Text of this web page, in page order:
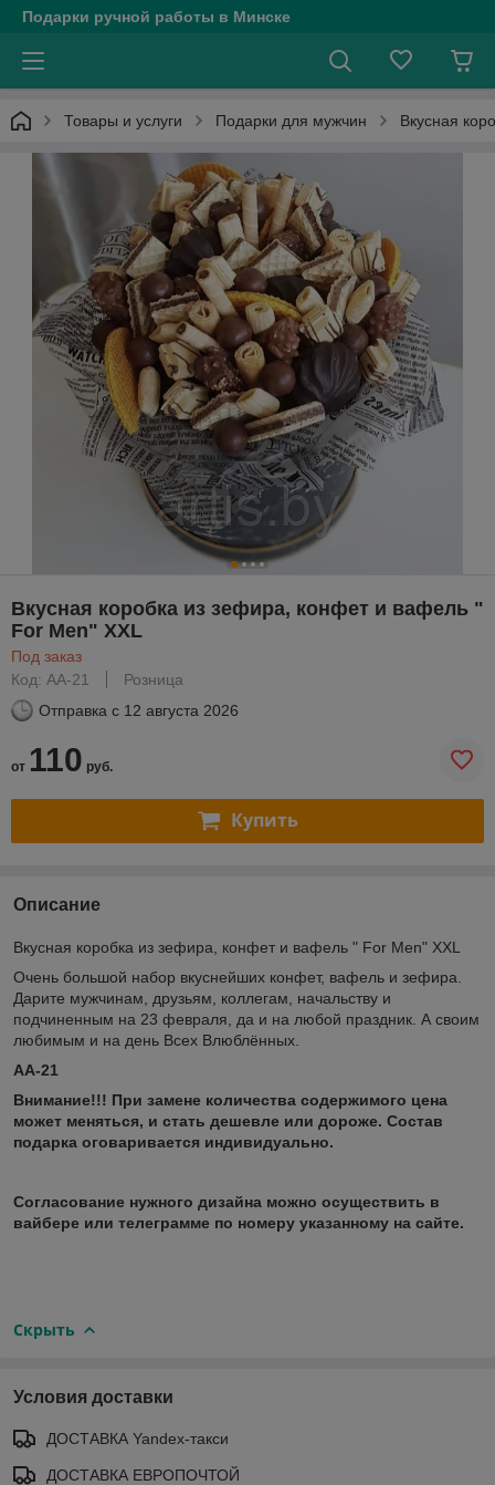
Подарки ручной работы в Минске
Товары и услуги Подарки для мужчин Вкусная
Вкусная коробка из зефира, конфет и вафель "
For Men" XXL
Под заказ
Код: АА-21
Розница
Отправка с 12 августа 2026
от 110 руб.
Купить
Описание
Вкусная коробка из зефира, конфет и вафель " For Men" XXL
Очень большой набор вкуснейших конфет, вафель и зефира.
Дарите мужчинам, друзьям, коллегам, начальству и
подчиненным на 23 февраля, да и на любой праздник. А своим
любимым и на день Всех Влюблённых.
АА-21
Внимание!!! При замене количества содержимого цена
может меняться, и стать дешевле или дороже. Состав
подарка оговаривается индивидуально.
Согласование нужного дизайна можно осуществить в
вайбере или телеграмме по номеру указанному на сайте.
Скрыть
Условия доставки
ДОСТАВКА Yandex-такси
ДОСТАВКА ЕВРОПОЧТОЙ